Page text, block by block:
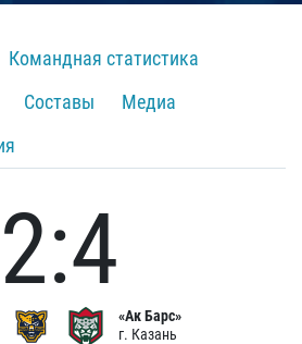
Командная статистика
Составы
Медиа
2:4
«Ак Барс»
г. Казань